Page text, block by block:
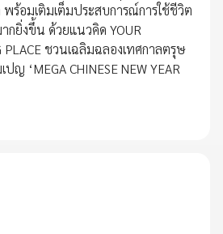
ร้อมเติมเต็มประสบการณ์การใช้ชีวิต
ยิ่งขึ้น ด้วยแนวคิด YOUR
PLACE ชวนเฉลิมฉลองเทศกาลตรุษ
‘MEGA CHINESE NEW YEAR